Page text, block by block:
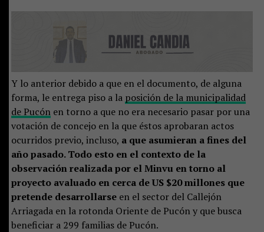
Y lo anterior debido a que en el documento, de alguna
forma, le entrega piso a la posición de la municipalidad
de Pucónen torno a que no era necesario pasar por una
votación de concejo en la que éstos aprobaran actos
ocurridos previo, incluso, a que asumieran a fines del
año pasado. Todo esto en el contexto de la
observación realizada por el Minvu en torno al
proyecto avaluado en cerca de US $20 millones que
pretende desarrollarseen el sector del Callejón
Arriagada en la rotonda Oriente de Pucón y que busca
beneficiar a 299 familias de Pucón.